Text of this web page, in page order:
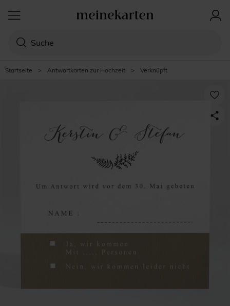
Startseite > Antwortkarten zur Hochzeit > Verknüpft